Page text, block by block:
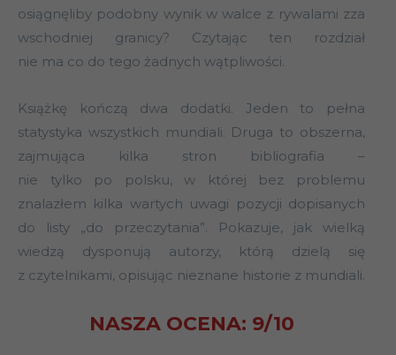
osiągnęliby podobny wynik w walce z rywalami zza
wschodniej granicy? Czytając ten rozdział
nie ma co do tego żadnych wątpliwości.
Książkę kończą dwa dodatki. Jeden to pełna
statystyka wszystkich mundiali. Druga to obszerna,
zajmująca kilka stron bibliografia –
nie tylko po polsku, w której bez problemu
znalazłem kilka wartych uwagi pozycji dopisanych
do listy „do przeczytania”. Pokazuje, jak wielką
wiedzą dysponują autorzy, którą dzielą się
z czytelnikami, opisując nieznane historie z mundiali.
NASZA OCENA: 9/10